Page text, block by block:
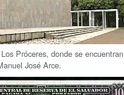
Próceres, donde se encuentran
José Arce.